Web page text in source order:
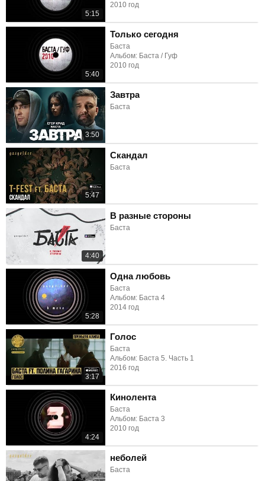
5:15
2010 год
5:40
Только сегодня
Баста
Альбом: Баста / Гуф
2010 год
3:50
Завтра
Баста
5:47
Скандал
Баста
4:40
В разные стороны
Баста
5:28
Одна любовь
Баста
Альбом: Баста 4
2014 год
3:17
Голос
Баста
Альбом: Баста 5. Часть 1
2016 год
4:24
Кинолента
Баста
Альбом: Баста 3
2010 год
неболей
Баста